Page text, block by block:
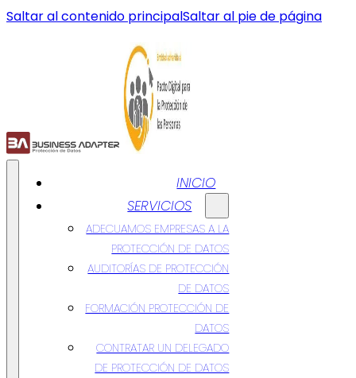
Saltar al contenido principalSaltar al pie de página
INICIO
SERVICIOS
ADECUAMOS EMPRESAS A LA
PROTECCIÓN DE DATOS
AUDITORÍAS DE PROTECCIÓN
DE DATOS
FORMACIÓN PROTECCIÓN DE
DATOS
CONTRATAR UN DELEGADO
DE PROTECCIÓN DE DATOS